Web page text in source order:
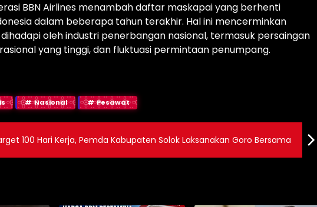
BBN Airlines menambah daftar maskapai yang berhenti
dalam beberapa tahun terakhir. Hal ini mencerminkan
oleh industri penerbangan nasional, termasuk persaingan
yang tinggi, dan fluktuasi permintaan penumpang.
Nasional Pesawat
100 Hari Kerja, Pemda Kabupaten Solok Laksanakan Goro Bersama